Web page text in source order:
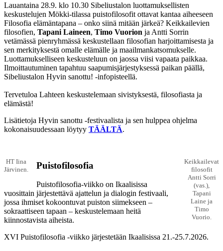
Lauantaina 28.9. klo 10.30 Sibeliustalon luottamuksellisten
keskustelujen Mökki-tilassa puistofilosofit ottavat kantaa aiheeseen
Filosofia elämäntapana – onko siinä mitään järkeä? Keikkailevien
filosofien, Tapani Laineen, Timo Vuorion ja Antti Sorrin
vetämässä pienryhmässä keskustellaan filosofian harjoittamisesta ja
sen merkityksestä omalle elämälle ja maailmankatsomukselle.
Luottamukselliseen keskusteluun on jaossa viisi vapaata paikkaa.
Ilmoittautuminen tapahtuu saapumisjärjestyksessä paikan päällä,
Sibeliustalon Hyvin sanottu! -infopisteellä.
Tervetuloa Lahteen keskustelemaan sivistyksestä, filosofiasta ja
elämästä!
Lisätietoja Hyvin sanottu -festivaalista ja sen hulppea ohjelma
kokonaisuudessaan löytyy TÄÄLTÄ.
HT Iina
Järvinen.
Keikkailevat
filosofit
Antti Sorri
(vas.),
Tapani
Laine ja
Timo
Vuorio.
Puistofilosofia
Puistofilosofia-viikko on Ikaalisissa
vuosittain järjestettävä ajattelun ja dialogin festivaali,
jossa ihmiset kokoontuvat puiston siimekseen –
sokraattiseen tapaan – keskustelemaan heitä
kiinnostavista aiheista.
XVI Puistofilosofia -viikko järjestetään Ikaalisissa 21.-25.7.2026.